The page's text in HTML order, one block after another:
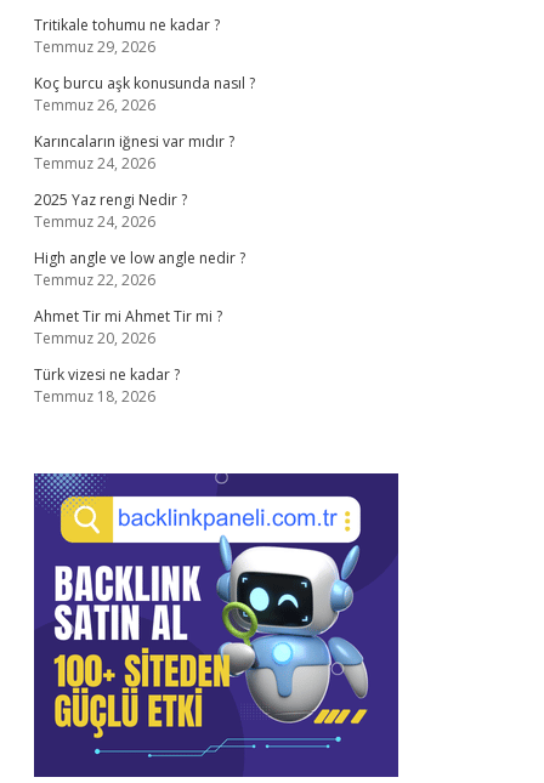
Tritikale tohumu ne kadar ?
Temmuz 29, 2026
Koç burcu aşk konusunda nasıl ?
Temmuz 26, 2026
Karıncaların iğnesi var mıdır ?
Temmuz 24, 2026
2025 Yaz rengi Nedir ?
Temmuz 24, 2026
High angle ve low angle nedir ?
Temmuz 22, 2026
Ahmet Tir mi Ahmet Tir mi ?
Temmuz 20, 2026
Türk vizesi ne kadar ?
Temmuz 18, 2026